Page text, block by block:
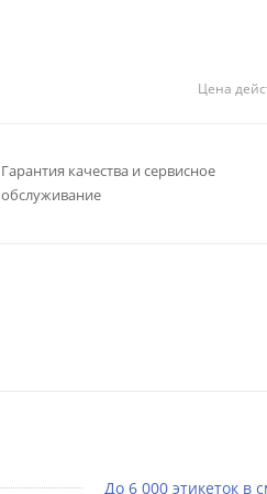
Цена
Гарантия качества и сервисное
обслуживание
До 6 000 этикеток в